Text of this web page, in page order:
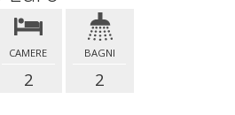
CAMERE
2
BAGNI
2